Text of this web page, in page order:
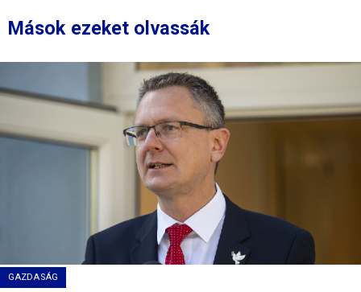
Mások ezeket olvassák
GAZDASÁG